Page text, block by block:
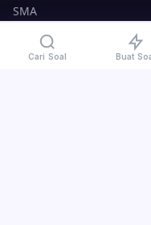
SMA
UTBK
Cari Soal Buat